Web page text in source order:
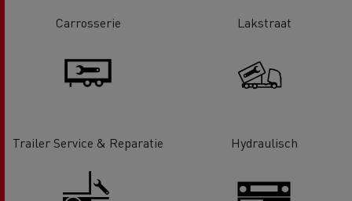
Carrosserie Lakstraat
Trailer Service & Reparatie Hydraulisch